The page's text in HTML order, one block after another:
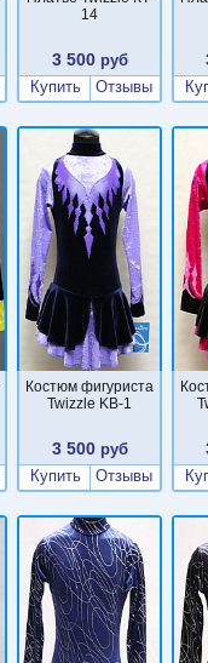
14
3 500руб
Купить
Отзывы
Костюм фигуриста
Twizzle KB-1
3 500руб
Купить
Отзывы